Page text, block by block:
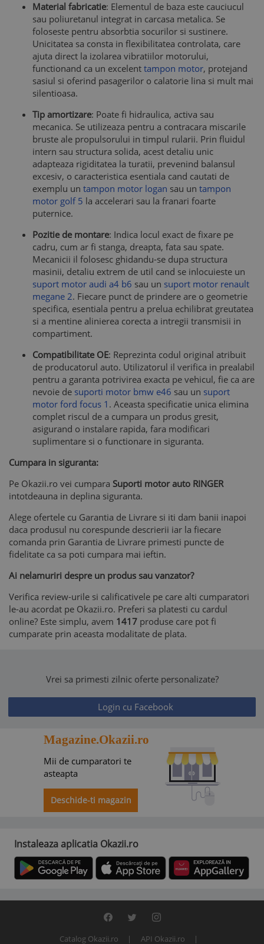
Material fabricatie: Elementul de baza este cauciucul
sau poliuretanul integrat in carcasa metalica. Se
foloseste pentru absorbtia socurilor si sustinere.
Unicitatea sa consta in flexibilitatea controlata, care
ajuta direct la izolarea vibratiilor motorului,
functionand ca un excelent tampon motor, protejand
sasiul si oferind pasagerilor o calatorie lina si mult mai
silentioasa.
Tip amortizare: Poate fi hidraulica, activa sau
mecanica. Se utilizeaza pentru a contracara miscarile
bruste ale propulsorului in timpul rularii. Prin fluidul
intern sau structura solida, acest detaliu unic
adapteaza rigiditatea la turatii, prevenind balansul
excesiv, o caracteristica esentiala cand cautati de
exemplu un tampon motor logan sau un tampon
motor golf 5 la accelerari sau la franari foarte
puternice.
Pozitie de montare: Indica locul exact de fixare pe
cadru, cum ar fi stanga, dreapta, fata sau spate.
Mecanicii il folosesc ghidandu-se dupa structura
masinii, detaliu extrem de util cand se inlocuieste un
suport motor audi a4 b6 sau un suport motor renault
megane 2. Fiecare punct de prindere are o geometrie
specifica, esentiala pentru a prelua echilibrat greutatea
si a mentine alinierea corecta a intregii transmisii in
compartiment.
Compatibilitate OE: Reprezinta codul original atribuit
de producatorul auto. Utilizatorul il verifica in prealabil
pentru a garanta potrivirea exacta pe vehicul, fie ca are
nevoie de suporti motor bmw e46 sau un suport
motor ford focus 1 . Aceasta specificatie unica elimina
complet riscul de a cumpara un produs gresit,
asigurand o instalare rapida, fara modificari
suplimentare si o functionare in siguranta.
Cumpara in siguranta:
Pe Okazii.ro vei cumpara Suporti motor auto RINGER
intotdeauna in deplina siguranta.
Alege ofertele cu Garantia de Livrare si iti dam banii inapoi
daca produsul nu corespunde descrierii iar la fiecare
comanda prin Garantia de Livrare primesti puncte de
fidelitate ca sa poti cumpara mai ieftin.
Ai nelamuriri despre un produs sau vanzator?
Verifica review-urile si calificativele pe care alti cumparatori
le-au acordat pe Okazii.ro. Preferi sa platesti cu cardul
online? Este simplu, avem 1417 produse care pot fi
cumparate prin aceasta modalitate de plata.
Vrei sa primesti zilnic oferte personalizate?
Login cu Facebook
Magazine.Okazii.ro
Mii de cumparatori te
asteapta
Deschide-ti magazin
Instaleaza aplicatia Okazii.ro
Catalog Okazii.ro API Okazii.ro